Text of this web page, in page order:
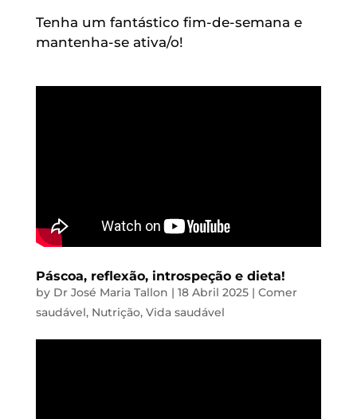
Tenha um fantástico fim-de-semana e
mantenha-se ativa/o!
Páscoa, reflexão, introspeção e dieta!
by Dr José Maria Tallon | 18 Abril 2025| Comer
saudável, Nutrição, Vida saudável